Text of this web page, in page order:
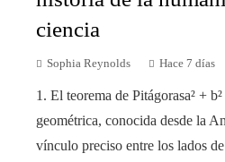
ciencia
Sophia Reynolds Hace 7 días
1. El teorema de Pitágorasa² +
geométrica, conocida desde la
vínculo preciso entre los lados